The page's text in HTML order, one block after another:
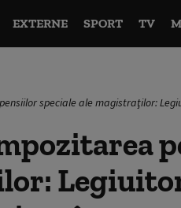
EXTERNE SPORT TV
speciale ale magistraţilor: